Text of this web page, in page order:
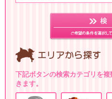
下記ボタンの検索カテゴリを
きます。